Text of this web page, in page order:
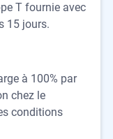
T fournie avec
15 jours.
à 100% par
chez le
conditions